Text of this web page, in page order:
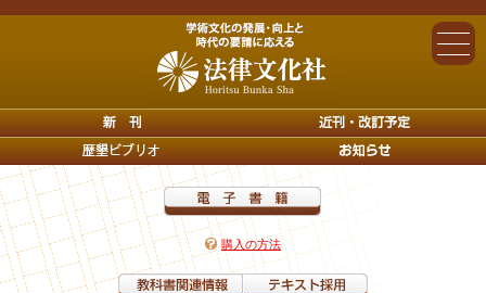
購入の方法